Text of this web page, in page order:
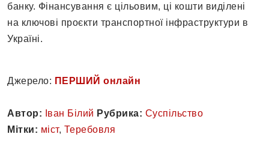
банку. Фінансування є цільовим, ці кошти виділені
на ключові проєкти транспортної інфраструктури в
Україні.
Джерело: ПЕРШИЙ онлайн
Автор: Іван Білий Рубрика: Суспільство
Мітки: міст, Теребовля